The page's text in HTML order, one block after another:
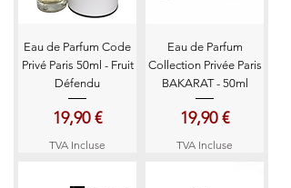
Eau de Parfum Code
Privé Paris 50ml - Fruit
Défendu
Prix
19,90 €
TVA Incluse
Eau de Parfum
Collection Privée Paris
BAKARAT - 50ml
Prix
19,90 €
TVA Incluse